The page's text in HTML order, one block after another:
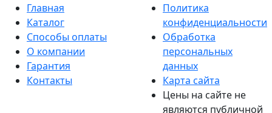
Главная
Каталог
Способы оплаты
О компании
Гарантия
Контакты
Политика
конфиденциальности
Обработка
персональных
данных
Карта сайта
Цены на сайте не
являются публичной